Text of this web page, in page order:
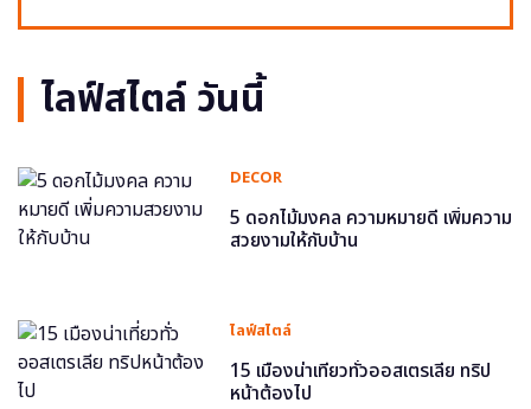
ไลฟ์สไตล์ วันนี้
DECOR
5 ดอกไม้มงคล ความหมายดี เพิ่มความ
สวยงามให้กับบ้าน
ไลฟ์สไตล์
15 เมืองน่าเที่ยวทั่วออสเตรเลีย ทริป
หน้าต้องไป